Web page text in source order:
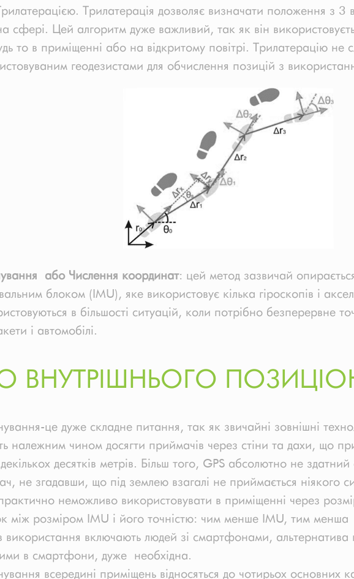
Трилатерація дозволяє визначати положення з 3
сфері. Цей алгоритм дуже важливий, так як він
то в приміщенні або на відкритому повітрі. Трилатерацію не
геодезистами для обчислення позицій з
або Числення координат: цей метод зазвичай
блоком (IMU), яке використовує кілька гіроскопів і
в більшості ситуацій, коли потрібно безперервне
і автомобілі.
ВНУТРІШНЬОГО
це дуже складне питання, так як звичайні зовнішні
належним чином досягти приймачів через стіни та дахи, що
десятків метрів. Більш того, GPS абсолютно не
не згадавши, що під землею взагалі не приймається ніякого
неможливо використовувати в приміщенні через
між розміром IMU і його точністю: чим менше IMU, тим менша
використання включають людей зі смартфонами,
в смартфони, дуже необхідна.
всередині приміщень відносяться до чотирьох основних